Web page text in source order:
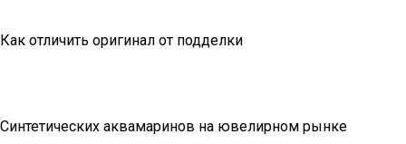
Как отличить оригинал от подделки
Синтетических аквамаринов на ювелирном рынке